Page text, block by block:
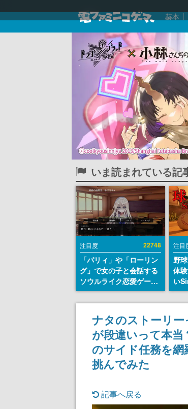
赫本
いま読まれている記
注目度 22748
「パリィ」や「ローリン
グ」で女の子と会話する
ソウルライク恋愛ゲーム
『小早川さんはソウルラ
イク』無料公開。返事に
失敗すると「YOU
DIED」
注目
野
体
い
の
と
ダ
ェ
称
ナタのストーリ
が段違いって本
のサイド任務を
挑んでみた
記事へ戻る